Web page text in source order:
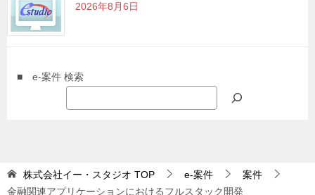
2026年8月6日
■ e-案件 検索
株式会社イー・スタジオ TOP e-案件
案件
金融関連アプリケーションにおけるフルスタック開発